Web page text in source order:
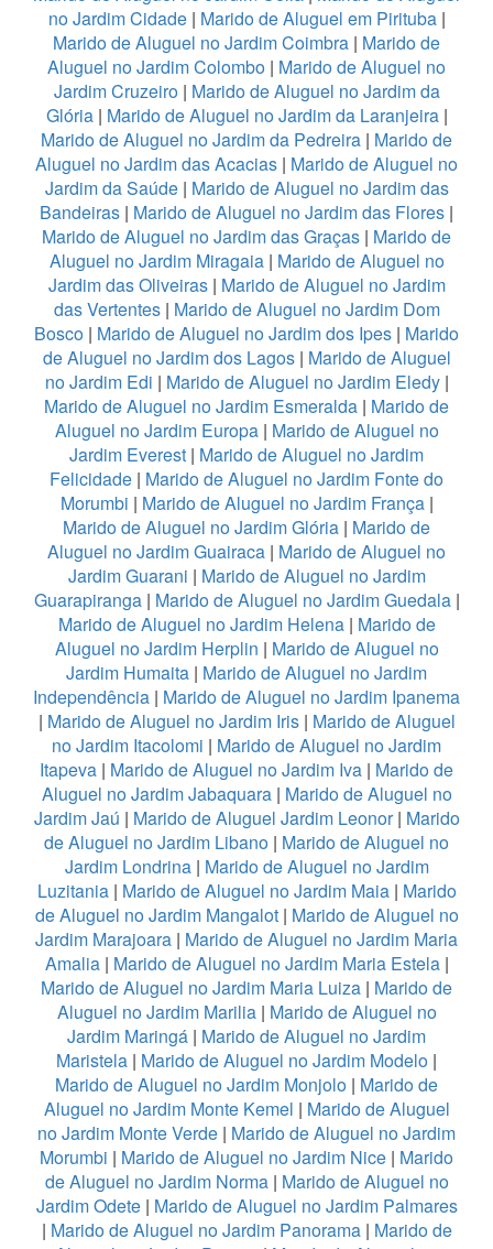
no Jardim Cidade| Marido de Aluguel em Pirituba|
Marido de Aluguel no Jardim Coimbra | Marido de
Aluguel no Jardim Colombo | Marido de Aluguel no
Jardim Cruzeiro| Marido de Aluguel no Jardim da
Glória| Marido de Aluguel no Jardim da Laranjeira|
Marido de Aluguel no Jardim da Pedreira | Marido de
Aluguel no Jardim das Acacias | Marido de Aluguel no
Jardim da Saúde| Marido de Aluguel no Jardim das
Bandeiras | Marido de Aluguel no Jardim das Flores |
Marido de Aluguel no Jardim das Graças | Marido de
Aluguel no Jardim Miragaia| Marido de Aluguel no
Jardim das Oliveiras| Marido de Aluguel no Jardim
das Vertentes| Marido de Aluguel no Jardim Dom
Bosco | Marido de Aluguel no Jardim dos Ipes | Marido
de Aluguel no Jardim dos Lagos| Marido de Aluguel
no Jardim Edi | Marido de Aluguel no Jardim Eledy|
Marido de Aluguel no Jardim Esmeralda | Marido de
Aluguel no Jardim Europa| Marido de Aluguel no
Jardim Everest | Marido de Aluguel no Jardim
Felicidade | Marido de Aluguel no Jardim Fonte do
Morumbi | Marido de Aluguel no Jardim França|
Marido de Aluguel no Jardim Glória | Marido de
Aluguel no Jardim Guairaca | Marido de Aluguel no
Jardim Guarani | Marido de Aluguel no Jardim
Guarapiranga| Marido de Aluguel no Jardim Guedala|
Marido de Aluguel no Jardim Helena| Marido de
Aluguel no Jardim Herplin | Marido de Aluguel no
Jardim Humaita | Marido de Aluguel no Jardim
Independência | Marido de Aluguel no Jardim Ipanema
| Marido de Aluguel no Jardim Iris| Marido de Aluguel
no Jardim Itacolomi | Marido de Aluguel no Jardim
Itapeva | Marido de Aluguel no Jardim Iva | Marido de
Aluguel no Jardim Jabaquara| Marido de Aluguel no
Jardim Jaú | Marido de Aluguel Jardim Leonor| Marido
de Aluguel no Jardim Libano | Marido de Aluguel no
Jardim Londrina| Marido de Aluguel no Jardim
Luzitania| Marido de Aluguel no Jardim Maia| Marido
de Aluguel no Jardim Mangalot| Marido de Aluguel no
Jardim Marajoara | Marido de Aluguel no Jardim Maria
Amalia| Marido de Aluguel no Jardim Maria Estela|
Marido de Aluguel no Jardim Maria Luiza | Marido de
Aluguel no Jardim Marilia| Marido de Aluguel no
Jardim Maringá | Marido de Aluguel no Jardim
Maristela | Marido de Aluguel no Jardim Modelo |
Marido de Aluguel no Jardim Monjolo | Marido de
Aluguel no Jardim Monte Kemel | Marido de Aluguel
no Jardim Monte Verde | Marido de Aluguel no Jardim
Morumbi | Marido de Aluguel no Jardim Nice | Marido
de Aluguel no Jardim Norma| Marido de Aluguel no
Jardim Odete| Marido de Aluguel no Jardim Palmares
| Marido de Aluguel no Jardim Panorama| Marido de